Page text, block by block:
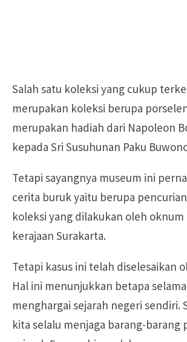
Salah satu koleksi yang cukup
merupakan koleksi berupa
merupakan hadiah dari Napoleon
kepada Sri Susuhunan Paku
Tetapi sayangnya museum ini
cerita buruk yaitu berupa
koleksi yang dilakukan oleh oknum
kerajaan Surakarta.
Tetapi kasus ini telah diselesaikan
Hal ini menunjukkan betapa
menghargai sejarah negeri sendiri.
kita selalu menjaga barang-barang